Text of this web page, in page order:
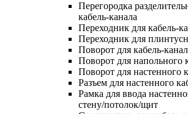
Перегородка
кабель-канала
Переходник для кабель-
Переходник для
Поворот для кабель-
Поворот для напольного
Поворот для настенного
Разъем для настенного
Рамка для ввода
стену/потолок/щит